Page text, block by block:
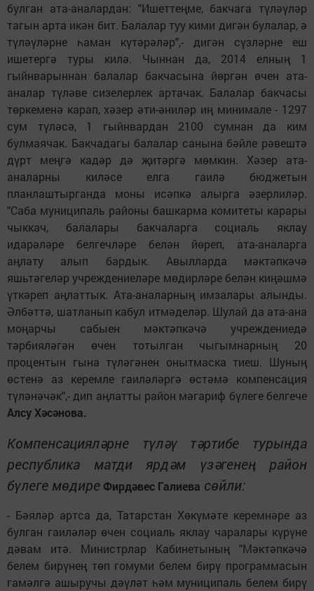
булган ата-аналардан: "Ишеттеңме, бакчага түләүләр
тагын арта икән бит. Балалар туу кими дигән булалар, ә
түләүләрне һаман күтәрәләр",- дигән сүзләрне еш
ишетергә туры килә. Чыннан да, 2014 елның 1
гыйнварыннан балалар бакчасына йөргән өчен ата-
аналар түләве сизелерлек артачак. Балалар бакчасы
төркеменә карап, хәзер әти-әниләр иң минимале - 1297
сум түләсә, 1 гыйнвардан 2100 сумнан да ким
булмаячак. Бакчадагы балалар санына бәйле рәвештә
дүрт меңгә кадәр дә җитәргә мөмкин. Хәзер ата-
аналарны киләсе елга гаилә бюджетын
планлаштырганда моны исәпкә алырга әзерлиләр.
"Саба муниципаль районы башкарма комитеты карары
чыккач, балалары бакчаларга социаль яклау
идарәләре белгечләре белән йөреп, ата-аналарга
аңлату алып бардык. Авылларда мәктәпкәчә
яшьтәгеләр учреждениеләре мөдирләре белән киңәшмә
үт­кәреп аңлаттык. Ата-аналарның имзалары алынды.
Әлбәттә, шатланып кабул итмәделәр. Шулай да ата-ана
моңарчы сабыен мәктәпкәчә учреждениедә
тәрбияләгән өчен тотылган чыгымнарның 20
процентын гына түләгәнен онытмаска тиеш. Шуның
өстенә аз керемле гаиләләргә өстәмә компенсация
түләнәчәк",- дип аңлатты район мәгариф бүлеге белгече
Алсу Хәсәнова.
Компенсацияләрне түләү тәртибе турында
респуб­лика матди ярдәм үзәгенең район
бүлеге мөдире Фирдәвес Галиева сөйли:
- Бәяләр артса да, Татарстан Хөкүмәте керемнәре аз
булган гаиләләр өчен социаль яклау чаралары күрүне
дәвам итә. Министрлар Кабинетының "Мәктәпкәчә
белем бирүнең төп гомуми белем бирү программасын
гамәлгә ашыручы дәүләт һәм муниципаль белем бирү